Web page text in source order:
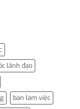
lãnh đạo
bàn làm việc